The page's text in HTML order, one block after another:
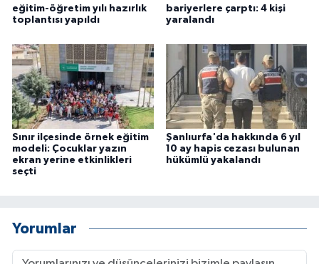
eğitim-öğretim yılı hazırlık
toplantısı yapıldı
bariyerlere çarptı: 4 kişi
yaralandı
Sınır ilçesinde örnek eğitim
modeli: Çocuklar yazın
ekran yerine etkinlikleri
seçti
Şanlıurfa'da hakkında 6 yıl
10 ay hapis cezası bulunan
hükümlü yakalandı
Yorumlar